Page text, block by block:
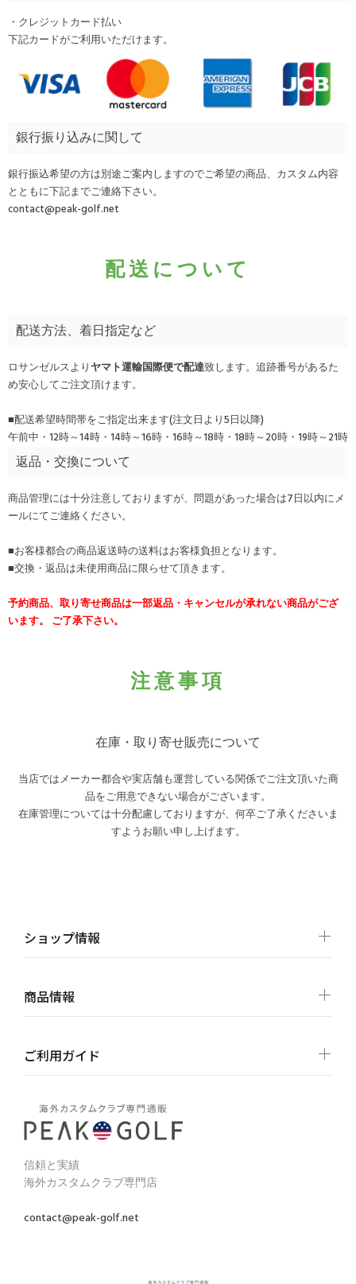
・クレジットカード払い
下記カードがご利用いただけます。
銀行振り込みに関して
銀行振込希望の方は別途ご案内しますのでご希望の商品、カスタム内容
とともに下記までご連絡下さい。
contact@peak-golf.net
配送について
配送方法、着日指定など
ロサンゼルスよりヤマト運輸国際便で配達致します。追跡番号があるた
め安心してご注文頂けます。
■配送希望時間帯をご指定出来ます(注文日より5日以降)
午前中・12時～14時・14時～16時・16時～18時・18時～20時・19時～21時
返品・交換について
商品管理には十分注意しておりますが、問題があった場合は7日以内にメ
ールにてご連絡ください。
■お客様都合の商品返送時の送料はお客様負担となります。
■交換・返品は未使用商品に限らせて頂きます。
予約商品、取り寄せ商品は一部返品・キャンセルが承れない商品がござ
います。 ご了承下さい。
注意事項
在庫・取り寄せ販売について
当店ではメーカー都合や実店舗も運営している関係でご注文頂いた商
品をご用意できない場合がございます。
在庫管理については十分配慮しておりますが、何卒ご了承くださいま
すようお願い申し上げます。
ショップ情報
商品情報
ご利用ガイド
信頼と実績
海外カスタムクラブ専門店
contact@peak-golf.net